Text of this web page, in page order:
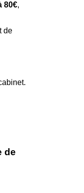
80€,
de
de